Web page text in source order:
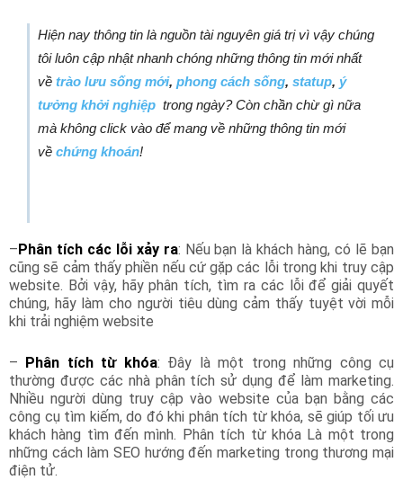
Hiện nay thông tin là nguồn tài nguyên giá trị vì vậy chúng
tôi luôn cập nhật nhanh chóng những thông tin mới nhất
về trào lưu sống mới, phong cách sống, statup, ý
tưởng khởi nghiệp trong ngày? Còn chần chừ gì nữa
mà không click vào để mang về những thông tin mới
về chứng khoán!
–Phân tích các lỗi xảy ra: Nếu bạn là khách hàng, có lẽ bạn
cũng sẽ cảm thấy phiền nếu cứ gặp các lỗi trong khi truy cập
website. Bởi vậy, hãy phân tích, tìm ra các lỗi để giải quyết
chúng, hãy làm cho người tiêu dùng cảm thấy tuyệt vời mỗi
khi trải nghiệm website
– Phân tích từ khóa: Đây là một trong những công cụ
thường được các nhà phân tích sử dụng để làm marketing.
Nhiều người dùng truy cập vào website của bạn bằng các
công cụ tìm kiếm, do đó khi phân tích từ khóa, sẽ giúp tối ưu
khách hàng tìm đến mình. Phân tích từ khóa Là một trong
những cách làm SEO hướng đến marketing trong thương mại
điện tử.